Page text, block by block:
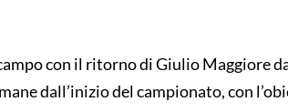
con il ritorno di Giulio Maggiore
dall’inizio del campionato, con